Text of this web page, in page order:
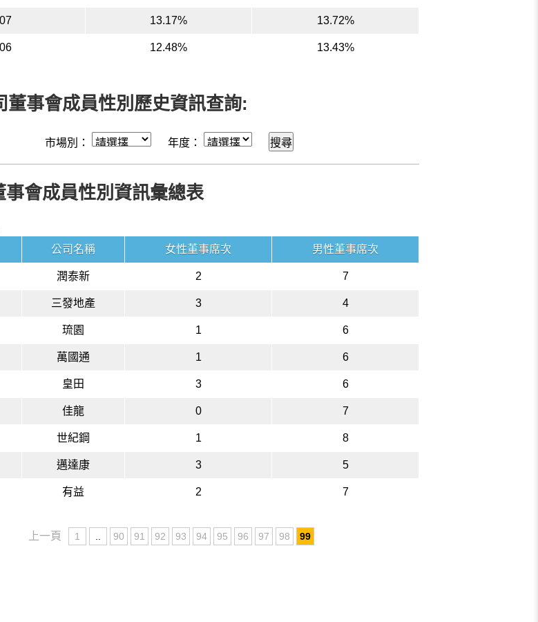
13.17% 13.72%
12.48% 13.43%
董事會成員性別歷史資訊查詢:
市場別： 年度：
事會成員性別資訊彙總表
公司名稱 女性董事席次 男性董事席次
潤泰新 2 7
三發地產 3 4
琉園 1 6
萬國通 1 6
皇田 3 6
佳龍 0 7
世紀鋼 1 8
邁達康 3 5
有益 2 7
上一頁 1 90 91 92 93 94 95 96 97 98 99